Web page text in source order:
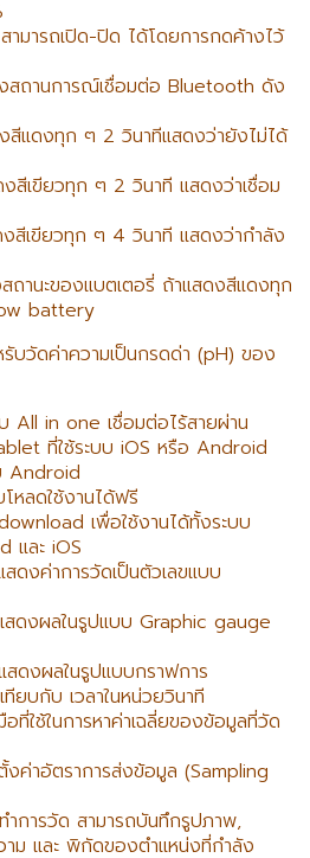
มารถเปิด-ปิด ได้โดยการกดค้างไว้
สถานการณ์เชื่อมต่อ Bluetooth ดัง
สีแดงทุก ๆ 2 วินาทีแสดงว่ายังไม่ได้
สีเขียวทุก ๆ 2 วินาที แสดงว่าเชื่อม
สีเขียวทุก ๆ 4 วินาที แสดงว่ากำลัง
ถานะของแบตเตอรี่ ถ้าแสดงสีแดงทุก
battery
รับวัดค่าความเป็นกรดด่า (pH) ของ
บ All in one เชื่อมต่อไร้สายผ่าน
ที่ใช้ระบบ iOS หรือ Android
Android
หลดใช้งานได้ฟรี
เพื่อใช้งานได้ทั้งระบบ
และ iOS
ดงค่าการวัดเป็นตัวเลขแบบ
สดงผลในรูปแบบ Graphic gauge
สดงผลในรูปแบบกราฟการ
ยบกับ เวลาในหน่วยวินาที
ที่ใช้ในการหาค่าเฉลี่ยของข้อมูลที่วัด
งค่าอัตราการส่งข้อมูล (Sampling
ำการวัด สามารถบันทึกรูปภาพ,
ม และ พิกัดของตำแหน่งที่กำลัง